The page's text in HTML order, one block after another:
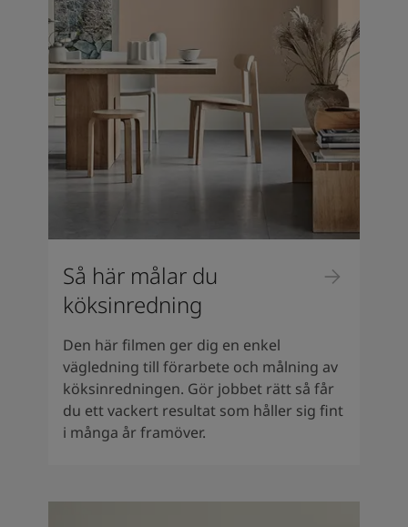
Så här målar du
köksinredning
Den här filmen ger dig en enkel
vägledning till förarbete och målning av
köksinredningen. Gör jobbet rätt så får
du ett vackert resultat som håller sig fint
i många år framöver.